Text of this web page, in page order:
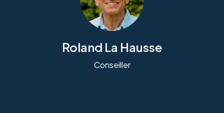
Roland La Hausse
Conseiller